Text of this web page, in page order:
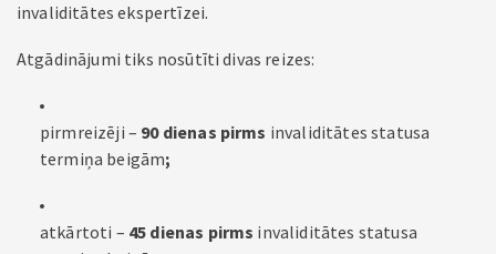
invaliditātes ekspertīzei.
Atgādinājumi tiks nosūtīti divas reizes:
pirmreizēji – 90 dienas pirms invaliditātes statusa
termiņa beigām;
atkārtoti – 45 dienas pirms invaliditātes statusa